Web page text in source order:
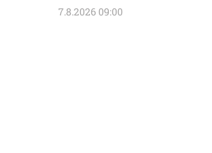
7.8.2026 09:00